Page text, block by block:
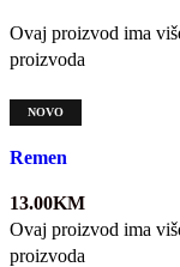
Ovaj proizvod ima
proizvoda
NOVO
Remen
13.00KM
Ovaj proizvod ima
proizvoda